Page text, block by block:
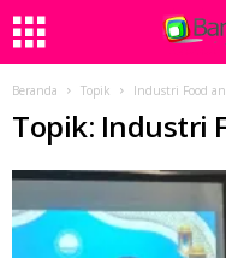
Beranda Topik Industri Food
Topik: Industri